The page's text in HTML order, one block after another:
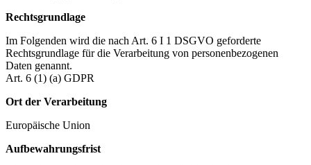
Rechtsgrundlage
Im Folgenden wird die nach Art. 6 I 1 DSGVO geforderte
Rechtsgrundlage für die Verarbeitung von personenbezogenen
Daten genannt.
Art. 6 (1) (a) GDPR
Ort der Verarbeitung
Europäische Union
Aufbewahrungsfrist